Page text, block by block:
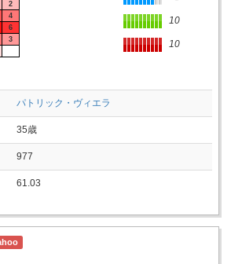
2
4
6
3
10
10
パトリック・ヴィエラ
35歳
977
61.03